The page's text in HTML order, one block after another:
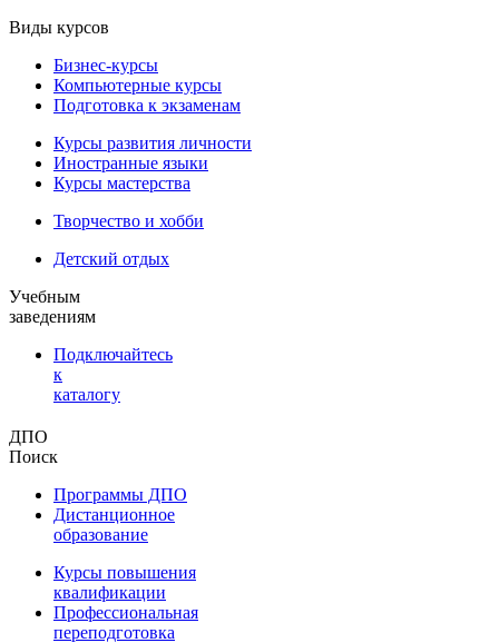
Виды курсов
Бизнес-курсы
Компьютерные курсы
Подготовка к экзаменам
Курсы развития личности
Иностранные языки
Курсы мастерства
Творчество и хобби
Детский отдых
Учебным
заведениям
Подключайтесь
к
каталогу
ДПО
Поиск
Программы ДПО
Дистанционное
образование
Курсы повышения
квалификации
Профессиональная
переподготовка